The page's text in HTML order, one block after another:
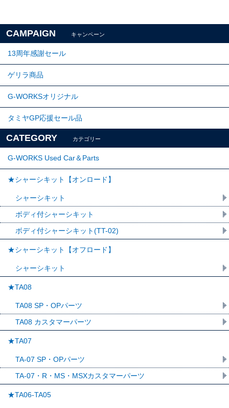
CAMPAIGN キャンペーン
13周年感謝セール
ゲリラ商品
G-WORKSオリジナル
タミヤGP応援セール品
CATEGORY カテゴリー
G-WORKS Used Car＆Parts
★シャーシキット【オンロード】
シャーシキット
ボディ付シャーシキット
ボディ付シャーシキット(TT-02)
★シャーシキット【オフロード】
シャーシキット
★TA08
TA08 SP・OPパーツ
TA08 カスタマーパーツ
★TA07
TA-07 SP・OPパーツ
TA-07・R・MS・MSXカスタマーパーツ
★TA06-TA05